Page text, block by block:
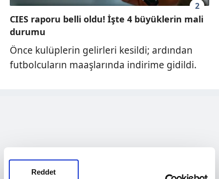
Reddet
2
CIES raporu belli oldu! İşte 4 büyüklerin mali
durumu
Önce kulüplerin gelirleri kesildi; ardından
futbolcuların maaşlarında indirime gidildi.